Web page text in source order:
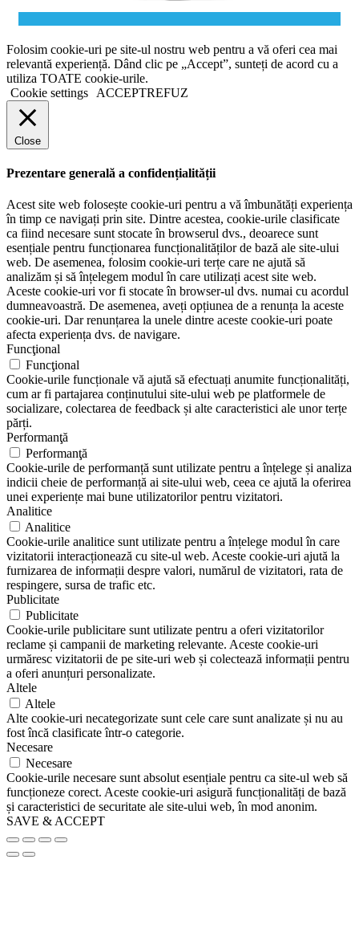
Folosim cookie-uri pe site-ul nostru web pentru a vă oferi cea mai
relevantă experiență. Dând clic pe „Accept”, sunteți de acord cu a
utiliza TOATE cookie-urile.
Cookie settings
ACCEPTREFUZ
Close
Prezentare generală a confidențialității
Acest site web folosește cookie-uri pentru a vă îmbunătăți experiența
în timp ce navigați prin site. Dintre acestea, cookie-urile clasificate
ca fiind necesare sunt stocate în browserul dvs., deoarece sunt
esențiale pentru funcționarea funcționalităților de bază ale site-ului
web. De asemenea, folosim cookie-uri terțe care ne ajută să
analizăm și să înțelegem modul în care utilizați acest site web.
Aceste cookie-uri vor fi stocate în browser-ul dvs. numai cu acordul
dumneavoastră. De asemenea, aveți opțiunea de a renunța la aceste
cookie-uri. Dar renunțarea la unele dintre aceste cookie-uri poate
afecta experiența dvs. de navigare.
Funcţional
Funcţional
Cookie-urile funcționale vă ajută să efectuați anumite funcționalități,
cum ar fi partajarea conținutului site-ului web pe platformele de
socializare, colectarea de feedback și alte caracteristici ale unor terțe
părți.
Performanţă
Performanţă
Cookie-urile de performanță sunt utilizate pentru a înțelege și analiza
indicii cheie de performanță ai site-ului web, ceea ce ajută la oferirea
unei experiențe mai bune utilizatorilor pentru vizitatori.
Analitice
Analitice
Cookie-urile analitice sunt utilizate pentru a înțelege modul în care
vizitatorii interacționează cu site-ul web. Aceste cookie-uri ajută la
furnizarea de informații despre valori, numărul de vizitatori, rata de
respingere, sursa de trafic etc.
Publicitate
Publicitate
Cookie-urile publicitare sunt utilizate pentru a oferi vizitatorilor
reclame și campanii de marketing relevante. Aceste cookie-uri
urmăresc vizitatorii de pe site-uri web și colectează informații pentru
a oferi anunțuri personalizate.
Altele
Altele
Alte cookie-uri necategorizate sunt cele care sunt analizate și nu au
fost încă clasificate într-o categorie.
Necesare
Necesare
Cookie-urile necesare sunt absolut esențiale pentru ca site-ul web să
funcționeze corect. Aceste cookie-uri asigură funcționalități de bază
și caracteristici de securitate ale site-ului web, în mod anonim.
SAVE & ACCEPT